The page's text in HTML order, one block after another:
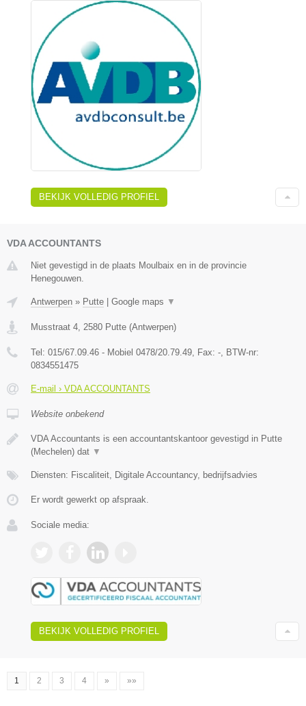
BEKIJK VOLLEDIG PROFIEL
VDA ACCOUNTANTS
Niet gevestigd in de plaats Moulbaix en in de provincie
Henegouwen.
Antwerpen » Putte | Google maps ▼
Musstraat 4 2580 Putte (Antwerpen)
Tel: 015/67.09.46 - Mobiel 0478/20.79.49 , Fax: - , BTW-nr:
0834551475
E-mail › VDA ACCOUNTANTS
Website onbekend
VDA Accountants is een accountantskantoor gevestigd in Putte
(Mechelen) dat ▼
Diensten: Fiscaliteit, Digitale Accountancy, bedrijfsadvies
Er wordt gewerkt op afspraak.
Sociale media:
BEKIJK VOLLEDIG PROFIEL
1 2 3 4 » »»